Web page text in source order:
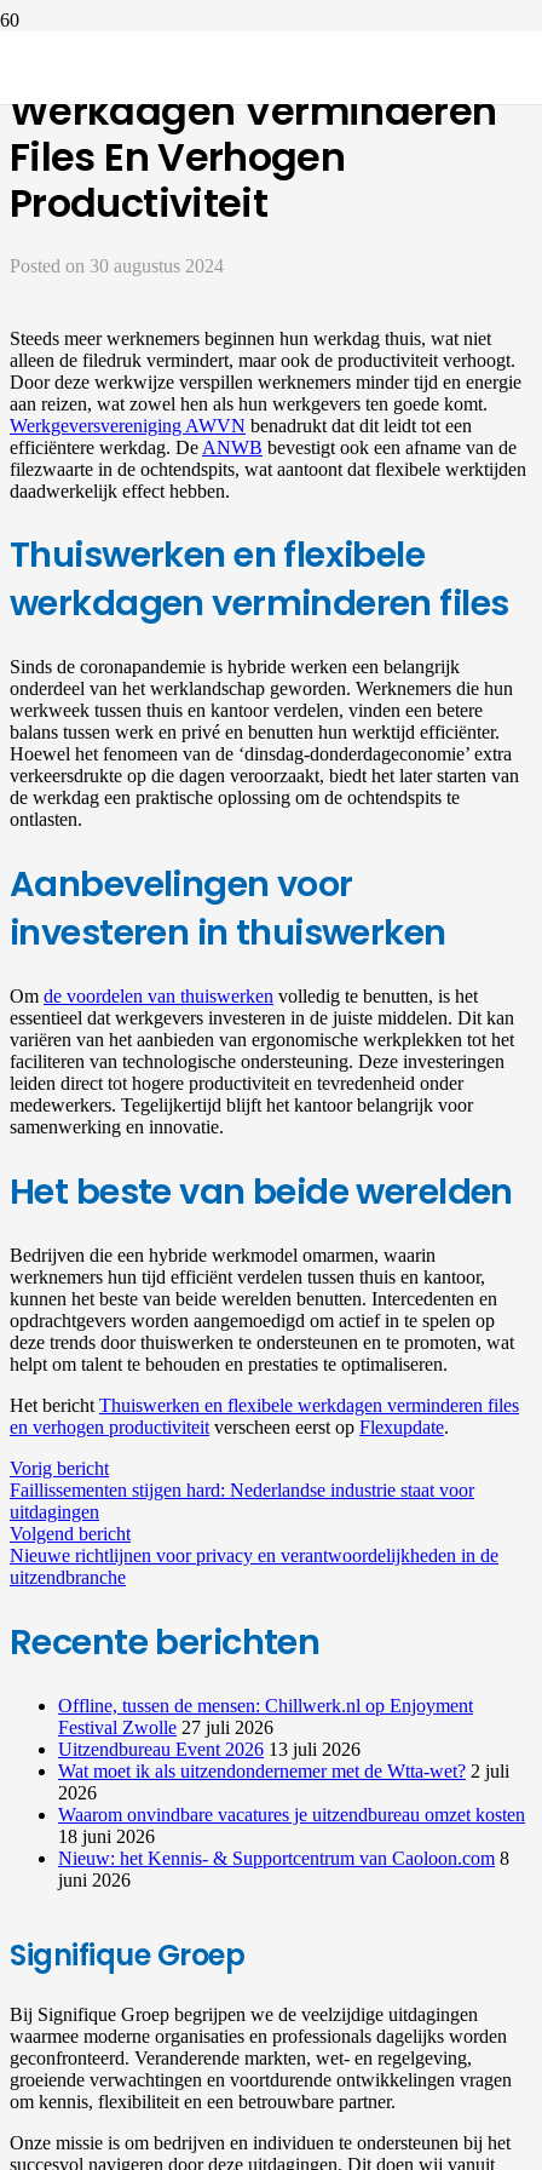
Werkdagen Verminderen
Files En Verhogen
Productiviteit
Posted on 30 augustus 2024
Steeds meer werknemers beginnen hun werkdag thuis, wat niet
alleen de filedruk vermindert, maar ook de productiviteit verhoogt.
Door deze werkwijze verspillen werknemers minder tijd en energie
aan reizen, wat zowel hen als hun werkgevers ten goede komt.
Werkgeversvereniging AWVN benadrukt dat dit leidt tot een
efficiëntere werkdag. De ANWB bevestigt ook een afname van de
filezwaarte in de ochtendspits, wat aantoont dat flexibele werktijden
daadwerkelijk effect hebben.
Thuiswerken en flexibele
werkdagen verminderen files
Sinds de coronapandemie is hybride werken een belangrijk
onderdeel van het werklandschap geworden. Werknemers die hun
werkweek tussen thuis en kantoor verdelen, vinden een betere
balans tussen werk en privé en benutten hun werktijd efficiënter.
Hoewel het fenomeen van de ‘dinsdag-donderdageconomie’ extra
verkeersdrukte op die dagen veroorzaakt, biedt het later starten van
de werkdag een praktische oplossing om de ochtendspits te
ontlasten.
Aanbevelingen voor
investeren in thuiswerken
Om de voordelen van thuiswerken volledig te benutten, is het
essentieel dat werkgevers investeren in de juiste middelen. Dit kan
variëren van het aanbieden van ergonomische werkplekken tot het
faciliteren van technologische ondersteuning. Deze investeringen
leiden direct tot hogere productiviteit en tevredenheid onder
medewerkers. Tegelijkertijd blijft het kantoor belangrijk voor
samenwerking en innovatie.
Het beste van beide werelden
Bedrijven die een hybride werkmodel omarmen, waarin
werknemers hun tijd efficiënt verdelen tussen thuis en kantoor,
kunnen het beste van beide werelden benutten. Intercedenten en
opdrachtgevers worden aangemoedigd om actief in te spelen op
deze trends door thuiswerken te ondersteunen en te promoten, wat
helpt om talent te behouden en prestaties te optimaliseren.
Het bericht Thuiswerken en flexibele werkdagen verminderen files
en verhogen productiviteit verscheen eerst op Flexupdate.
Vorig bericht
Faillissementen stijgen hard: Nederlandse industrie staat voor
uitdagingen
Volgend bericht
Nieuwe richtlijnen voor privacy en verantwoordelijkheden in de
uitzendbranche
Recente berichten
Offline, tussen de mensen: Chillwerk.nl op Enjoyment
Festival Zwolle 27 juli 2026
Uitzendbureau Event 2026 13 juli 2026
Wat moet ik als uitzendondernemer met de Wtta-wet? 2 juli
2026
Waarom onvindbare vacatures je uitzendbureau omzet kosten
18 juni 2026
Nieuw: het Kennis- & Supportcentrum van Caoloon.com 8
juni 2026
Signifique Groep
Bij Signifique Groep begrijpen we de veelzijdige uitdagingen
waarmee moderne organisaties en professionals dagelijks worden
geconfronteerd. Veranderende markten, wet- en regelgeving,
groeiende verwachtingen en voortdurende ontwikkelingen vragen
om kennis, flexibiliteit en een betrouwbare partner.
Onze missie is om bedrijven en individuen te ondersteunen bij het
succesvol navigeren door deze uitdagingen. Dit doen wij vanuit